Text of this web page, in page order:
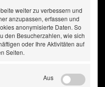
weiter zu verbessern und
anzupassen, erfassen und
anonymisierte Daten. So
den Besucherzahlen, wie sich
oder Ihre Aktivitäten auf
Seiten.
Aus